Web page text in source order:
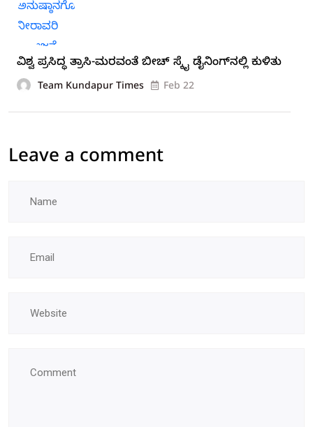
ವಿಶ್ವ ಪ್ರಸಿದ್ಧ ತ್ರಾಸಿ-ಮರವಂತೆ ಬೀಚ್ ಸ್ಕೈ ಡೈನಿಂಗ್‍ನಲ್ಲಿ ಕುಳಿತು
Team Kundapur Times Feb 22
Leave a comment